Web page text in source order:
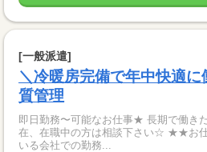
[一般派遣]
＼冷暖房完備で年中快適
質管理
即日勤務〜可能なお仕事★ 長期で働き
在、在職中の方は相談下さい☆ ★★お仕事内容★★ お酒を製造して
いる会社での勤務...